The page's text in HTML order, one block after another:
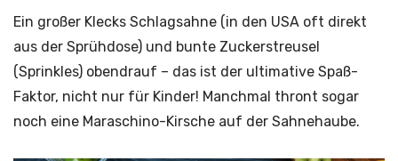
Ein großer Klecks Schlagsahne (in den USA oft direkt
aus der Sprühdose) und bunte Zuckerstreusel
(Sprinkles) obendrauf – das ist der ultimative Spaß-
Faktor, nicht nur für Kinder! Manchmal thront sogar
noch eine Maraschino-Kirsche auf der Sahnehaube.